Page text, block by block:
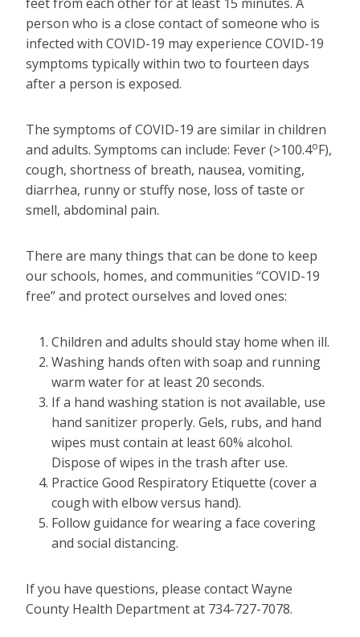
person who is a close contact of someone who is
infected with COVID-19 may experience COVID-19
symptoms typically within two to fourteen days
after a person is exposed.
The symptoms of COVID-19 are similar in children
and adults. Symptoms can include: Fever (>100.4oF),
cough, shortness of breath, nausea, vomiting,
diarrhea, runny or stuffy nose, loss of taste or
smell, abdominal pain.
There are many things that can be done to keep
our schools, homes, and communities “COVID-19
free” and protect ourselves and loved ones:
Children and adults should stay home when ill.
Washing hands often with soap and running
warm water for at least 20 seconds.
If a hand washing station is not available, use
hand sanitizer properly. Gels, rubs, and hand
wipes must contain at least 60% alcohol.
Dispose of wipes in the trash after use.
Practice Good Respiratory Etiquette (cover a
cough with elbow versus hand).
Follow guidance for wearing a face covering
and social distancing.
If you have questions, please contact Wayne
County Health Department at 734-727-7078.